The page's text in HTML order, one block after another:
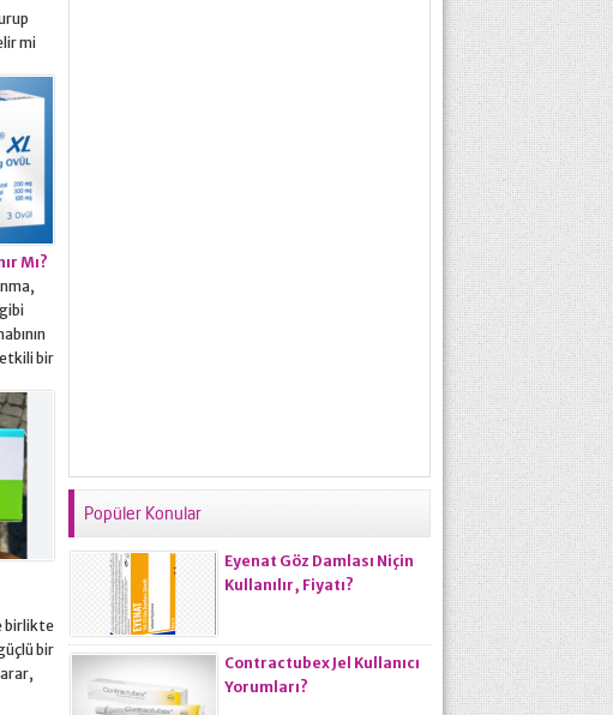
mi
Mı?
bir
ve
birlikte
bir
Popüler Konular
Eyenat Göz Damlası Niçin
Kullanılır, Fiyatı?
Contractubex Jel Kullanıcı
Yorumları?